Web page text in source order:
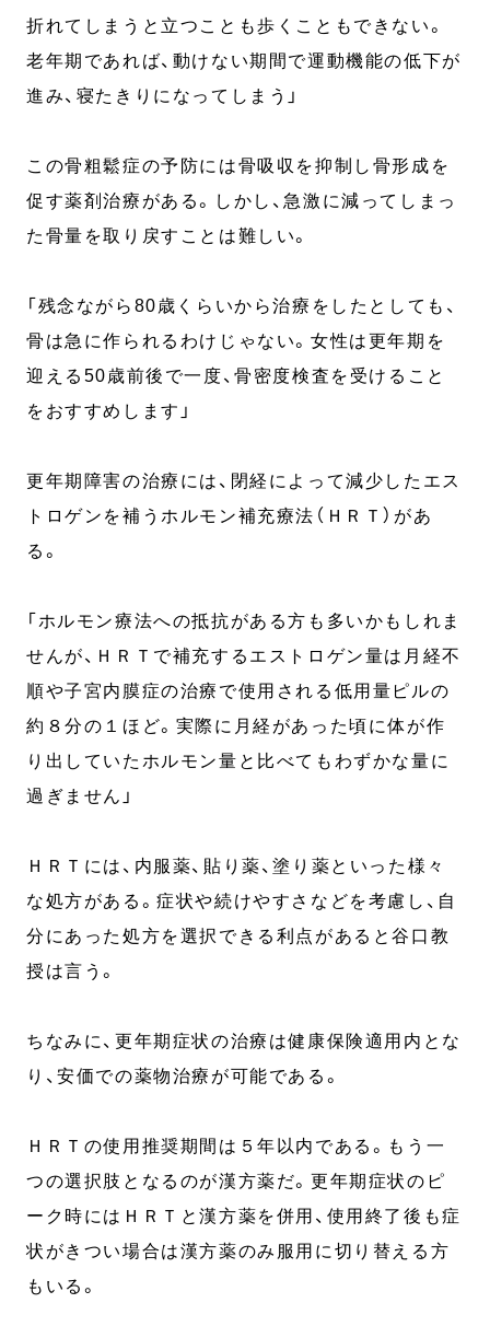
折れてしまうと立つことも歩くこともできない。
老年期であれば、動けない期間で運動機能の低下が
進み、寝たきりになってしまう」
この骨粗鬆症の予防には骨吸収を抑制し骨形成を
促す薬剤治療がある。しかし、急激に減ってしまっ
た骨量を取り戻すことは難しい。
「残念ながら80歳くらいから治療をしたとしても、
骨は急に作られるわけじゃない。女性は更年期を
迎える50歳前後で一度、骨密度検査を受けること
をおすすめします」
更年期障害の治療には、閉経によって減少したエス
トロゲンを補うホルモン補充療法（ＨＲＴ）があ
る。
「ホルモン療法への抵抗がある方も多いかもしれま
せんが、ＨＲＴで補充するエストロゲン量は月経不
順や子宮内膜症の治療で使用される低用量ピルの
約８分の１ほど。実際に月経があった頃に体が作
り出していたホルモン量と比べてもわずかな量に
過ぎません」
ＨＲＴには、内服薬、貼り薬、塗り薬といった様々
な処方がある。症状や続けやすさなどを考慮し、自
分にあった処方を選択できる利点があると谷口教
授は言う。
ちなみに、更年期症状の治療は健康保険適用内とな
り、安価での薬物治療が可能である。
ＨＲＴの使用推奨期間は５年以内である。もう一
つの選択肢となるのが漢方薬だ。更年期症状のピ
ーク時にはＨＲＴと漢方薬を併用、使用終了後も症
状がきつい場合は漢方薬のみ服用に切り替える方
もいる。